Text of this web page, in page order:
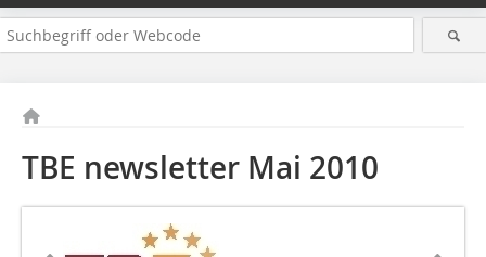
TBE newsletter Mai 2010